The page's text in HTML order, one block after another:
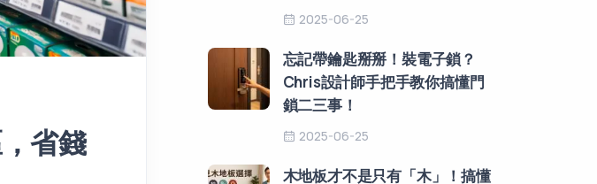
省錢
2025-06-25
忘記帶鑰匙掰掰！裝電子鎖？
Chris設計師手把手教你搞懂門
鎖二三事！
2025-06-25
木地板才不是只有「木」！搞懂